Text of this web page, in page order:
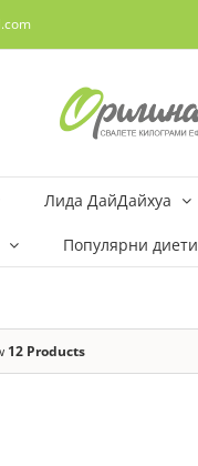
Лида ДайДайхуа
Популярни диети
12 Products